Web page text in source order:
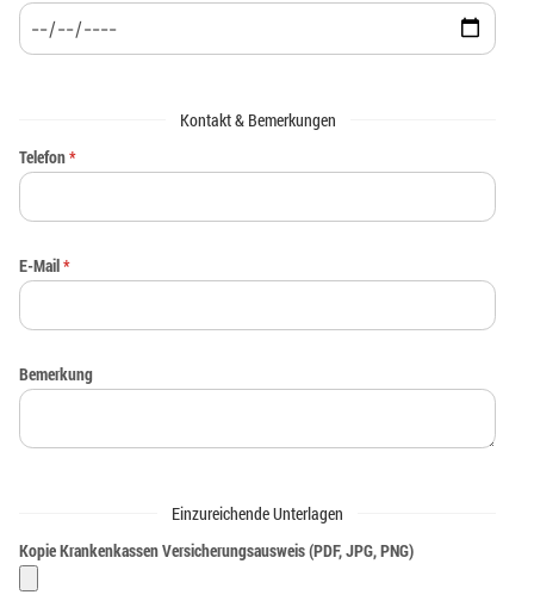
Kontakt & Bemerkungen
Telefon*
E-Mail*
Bemerkung
Einzureichende Unterlagen
Kopie Krankenkassen Versicherungsausweis (PDF, JPG, PNG)